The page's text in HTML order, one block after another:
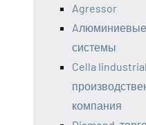
Agressor
системы
Cella
компания